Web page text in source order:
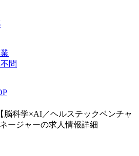
問
脳科学×AI／ヘルステックベンチャ
ージャーの求人情報詳細